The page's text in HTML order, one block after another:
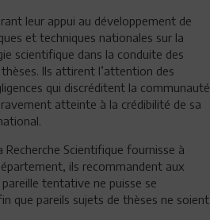
leur appui au développement de
et techniques nationales sur la
scientifique dans la conduite des
Ils attirent l’attention des
qui discréditent la communauté
atteinte à la crédibilité de sa
Scientifique fournisse à
ils recommandent aux
tentative ne puisse se
que pareils sujets de thèses ne soient